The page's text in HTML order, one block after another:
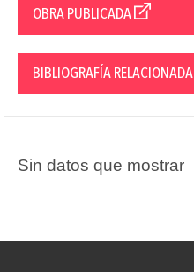
OBRA PUBLICADA
BIBLIOGRAFÍA RELACIONADA
Sin datos que mostrar